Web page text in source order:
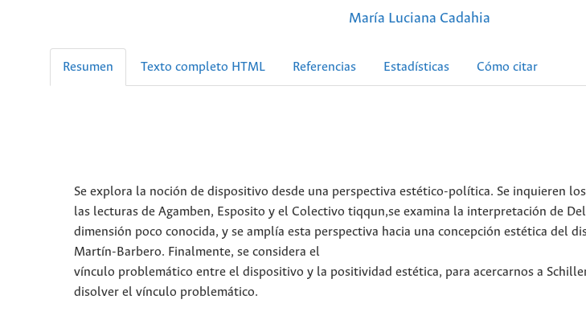
María Luciana Cadahia
Resumen Texto completo HTML Referencias Estadísticas Cómo citar
Se explora la noción de dispositivo desde una perspectiva estético-política. Se inquieren
las lecturas de Agamben, Esposito y el Colectivo tiqqun,se examina la interpretación de
dimensión poco conocida, y se amplía esta perspectiva hacia una concepción estética del
Martín-Barbero. Finalmente, se considera el
vínculo problemático entre el dispositivo y la positividad estética, para acercarnos a
disolver el vínculo problemático.